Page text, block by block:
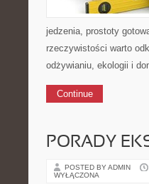
jedzenia, prostoty
rzeczywistości warto
odżywianiu, ekologii i
Continue
PORADY
POSTED BY ADMIN
WYŁĄCZONA